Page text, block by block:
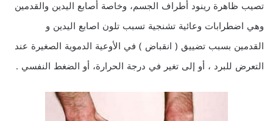
تصيب ظاهرة رينود أطراف الجسم، وخاصة أصابع اليدين والقدمين
وهي اضطرابات وعائية تشنجية تسبب تلون اصابع اليدين و
القدمين بسبب تضييق ( انقباض ) في الأوعية الدموية الصغيرة عند
التعرض للبرد ، أو إلى تغير في درجة الحرارة، أو الضغط النفسي .